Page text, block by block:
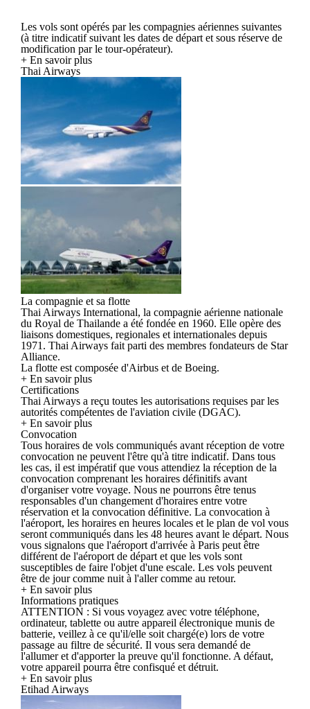
Les vols sont opérés par les compagnies aériennes suivantes
(à titre indicatif suivant les dates de départ et sous réserve de
modification par le tour-opérateur).
+ En savoir plus
Thai Airways
La compagnie et sa flotte
Thai Airways International, la compagnie aérienne nationale
du Royal de Thailande a été fondée en 1960. Elle opère des
liaisons domestiques, regionales et internationales depuis
1971. Thai Airways fait parti des membres fondateurs de Star
Alliance.
La flotte est composée d'Airbus et de Boeing.
+ En savoir plus
Certifications
Thai Airways a reçu toutes les autorisations requises par les
autorités compétentes de l'aviation civile (DGAC).
+ En savoir plus
Convocation
Tous horaires de vols communiqués avant réception de votre
convocation ne peuvent l'être qu'à titre indicatif. Dans tous
les cas, il est impératif que vous attendiez la réception de la
convocation comprenant les horaires définitifs avant
d'organiser votre voyage. Nous ne pourrons être tenus
responsables d'un changement d'horaires entre votre
réservation et la convocation définitive. La convocation à
l'aéroport, les horaires en heures locales et le plan de vol vous
seront communiqués dans les 48 heures avant le départ. Nous
vous signalons que l'aéroport d'arrivée à Paris peut être
différent de l'aéroport de départ et que les vols sont
susceptibles de faire l'objet d'une escale. Les vols peuvent
être de jour comme nuit à l'aller comme au retour.
+ En savoir plus
Informations pratiques
ATTENTION : Si vous voyagez avec votre téléphone,
ordinateur, tablette ou autre appareil électronique munis de
batterie, veillez à ce qu'il/elle soit chargé(e) lors de votre
passage au filtre de sécurité. Il vous sera demandé de
l'allumer et d'apporter la preuve qu'il fonctionne. A défaut,
votre appareil pourra être confisqué et détruit.
+ En savoir plus
Etihad Airways